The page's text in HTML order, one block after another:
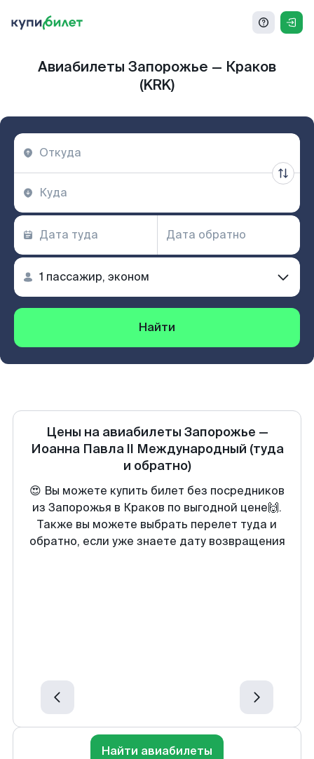
Авиабилеты Запорожье — Краков
(KRK)
Найти
Цены на авиабилеты Запорожье —
Иоанна Павла II Международный (туда
и обратно)
😍 Вы можете купить билет без посредников
из Запорожья в Краков по выгодной цене🙌.
Также вы можете выбрать перелет туда и
обратно, если уже знаете дату возвращения
Найти авиабилеты